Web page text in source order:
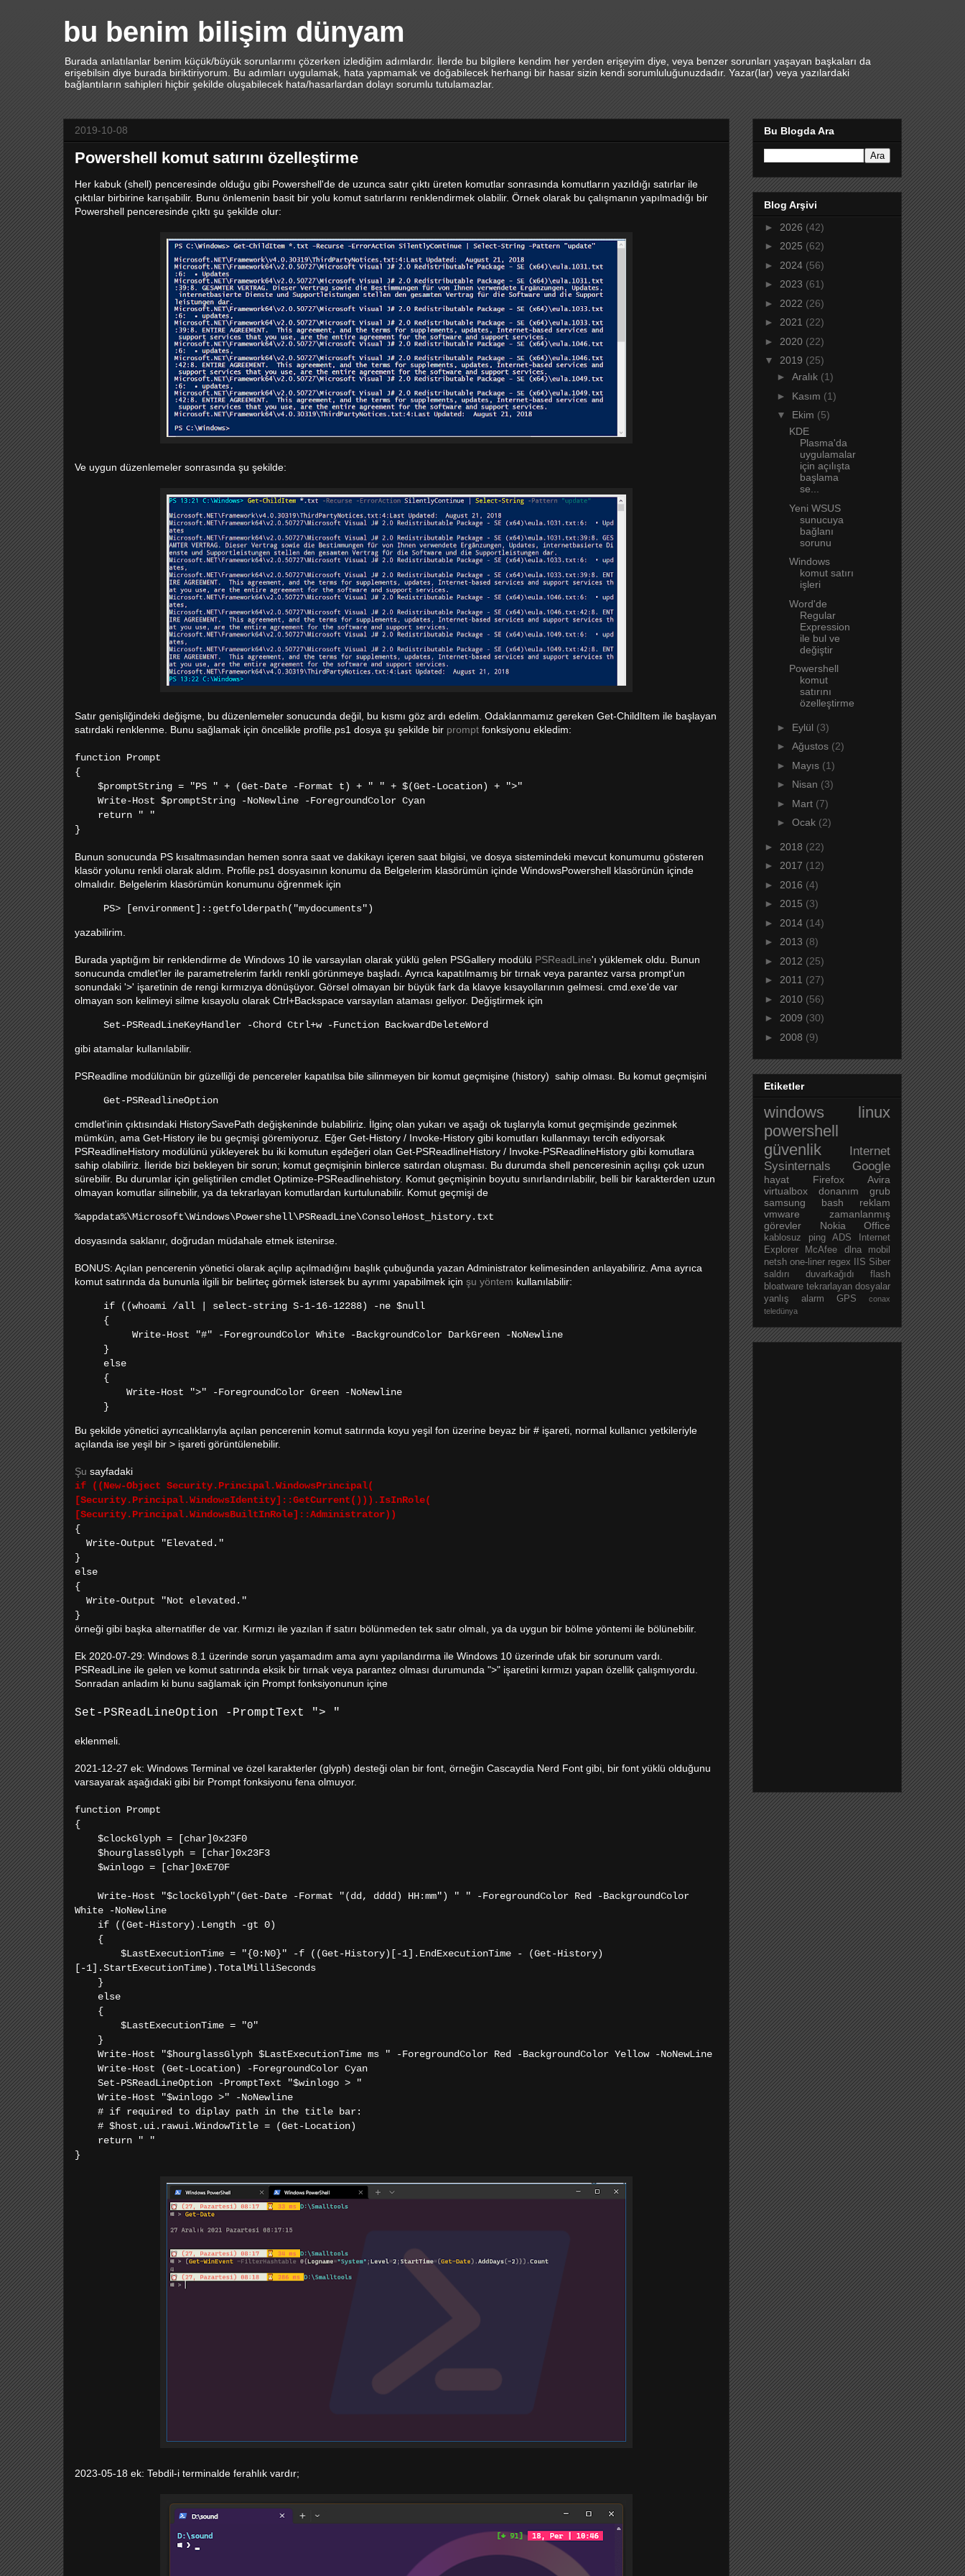
bu benim bilişim dünyam
Burada anlatılanlar benim küçük/büyük sorunlarımı çözerken izlediğim adımlardır. İlerde bu bilgilere kendim her yerden erişeyim diye, veya benzer sorunları yaşayan başkaları da
erişebilsin diye burada biriktiriyorum. Bu adımları uygulamak, hata yapmamak ve doğabilecek herhangi bir hasar sizin kendi sorumluluğunuzdadır. Yazar(lar) veya yazılardaki
bağlantıların sahipleri hiçbir şekilde oluşabilecek hata/hasarlardan dolayı sorumlu tutulamazlar.
2019-10-08
Powershell komut satırını özelleştirme
Her kabuk (shell) penceresinde olduğu gibi Powershell'de de uzunca satır çıktı üreten komutlar sonrasında komutların yazıldığı satırlar ile
çıktılar birbirine karışabilir. Bunu önlemenin basit bir yolu komut satırlarını renklendirmek olabilir. Örnek olarak bu çalışmanın yapılmadığı bir
Powershell penceresinde çıktı şu şekilde olur:
Ve uygun düzenlemeler sonrasında şu şekilde:
Satır genişliğindeki değişme, bu düzenlemeler sonucunda değil, bu kısmı göz ardı edelim. Odaklanmamız gereken Get-ChildItem ile başlayan
satırdaki renklenme. Bunu sağlamak için öncelikle profile.ps1 dosya şu şekilde bir prompt fonksiyonu ekledim:
function Prompt
{
$promptString = "PS " + (Get-Date -Format t) + " " + $(Get-Location) + ">"
Write-Host $promptString -NoNewline -ForegroundColor Cyan
return " "
}
Bunun sonucunda PS kısaltmasından hemen sonra saat ve dakikayı içeren saat bilgisi, ve dosya sistemindeki mevcut konumumu gösteren
klasör yolunu renkli olarak aldım. Profile.ps1 dosyasının konumu da Belgelerim klasörümün içinde WindowsPowershell klasörünün içinde
olmalıdır. Belgelerim klasörümün konumunu öğrenmek için
PS> [environment]::getfolderpath("mydocuments")
yazabilirim.
Burada yaptığım bir renklendirme de Windows 10 ile varsayılan olarak yüklü gelen PSGallery modülü PSReadLine'ı yüklemek oldu. Bunun
sonucunda cmdlet'ler ile parametrelerim farklı renkli görünmeye başladı. Ayrıca kapatılmamış bir tırnak veya parantez varsa prompt'un
sonundaki '>' işaretinin de rengi kırmızıya dönüşüyor. Görsel olmayan bir büyük fark da klavye kısayollarının gelmesi. cmd.exe'de var
olmayan son kelimeyi silme kısayolu olarak Ctrl+Backspace varsayılan ataması geliyor. Değiştirmek için
Set-PSReadLineKeyHandler -Chord Ctrl+w -Function BackwardDeleteWord
gibi atamalar kullanılabilir.
PSReadline modülünün bir güzelliği de pencereler kapatılsa bile silinmeyen bir komut geçmişine (history) sahip olması. Bu komut geçmişini
Get-PSReadlineOption
cmdlet'inin çıktısındaki HistorySavePath değişkeninde bulabiliriz. İlginç olan yukarı ve aşağı ok tuşlarıyla komut geçmişinde gezinmek
mümkün, ama Get-History ile bu geçmişi göremiyoruz. Eğer Get-History / Invoke-History gibi komutları kullanmayı tercih ediyorsak
PSReadlineHistory modülünü yükleyerek bu iki komutun eşdeğeri olan Get-PSReadlineHistory / Invoke-PSReadlineHistory gibi komutlara
sahip olabiliriz. İleride bizi bekleyen bir sorun; komut geçmişinin binlerce satırdan oluşması. Bu durumda shell penceresinin açılışı çok uzun
sürebilir. Bu durumlar için geliştirilen cmdlet Optimize-PSReadlinehistory. Komut geçmişinin boyutu sınırlandırılabilir, belli bir karakterden uzun
olmayan komutlar silinebilir, ya da tekrarlayan komutlardan kurtulunabilir. Komut geçmişi de
%appdata%\Microsoft\Windows\Powershell\PSReadLine\ConsoleHost_history.txt
dosyasında saklanır, doğrudan müdahale etmek istenirse.
BONUS: Açılan pencerenin yönetici olarak açılıp açılmadığını başlık çubuğunda yazan Administrator kelimesinden anlayabiliriz. Ama ayrıca
komut satırında da bununla ilgili bir belirteç görmek istersek bu ayrımı yapabilmek için şu yöntem kullanılabilir:
if ((whoami /all | select-string S-1-16-12288) -ne $null
{
Write-Host "#" -ForegroundColor White -BackgroundColor DarkGreen -NoNewline
}
else
{
Write-Host ">" -ForegroundColor Green -NoNewline
}
Bu şekilde yönetici ayrıcalıklarıyla açılan pencerenin komut satırında koyu yeşil fon üzerine beyaz bir # işareti, normal kullanıcı yetkileriyle
açılanda ise yeşil bir > işareti görüntülenebilir.
Şu sayfadaki
if ((New-Object Security.Principal.WindowsPrincipal(
[Security.Principal.WindowsIdentity]::GetCurrent())).IsInRole(
[Security.Principal.WindowsBuiltInRole]::Administrator))
{
Write-Output "Elevated."
}
else
{
Write-Output "Not elevated."
}
örneği gibi başka alternatifler de var. Kırmızı ile yazılan if satırı bölünmeden tek satır olmalı, ya da uygun bir bölme yöntemi ile bölünebilir.
Ek 2020-07-29: Windows 8.1 üzerinde sorun yaşamadım ama aynı yapılandırma ile Windows 10 üzerinde ufak bir sorunum vardı.
PSReadLine ile gelen ve komut satırında eksik bir tırnak veya parantez olması durumunda ">" işaretini kırmızı yapan özellik çalışmıyordu.
Sonradan anladım ki bunu sağlamak için Prompt fonksiyonunun içine
Set-PSReadLineOption -PromptText "> "
eklenmeli.
2021-12-27 ek: Windows Terminal ve özel karakterler (glyph) desteği olan bir font, örneğin Cascaydia Nerd Font gibi, bir font yüklü olduğunu
varsayarak aşağıdaki gibi bir Prompt fonksiyonu fena olmuyor.
function Prompt
{
$clockGlyph = [char]0x23F0
$hourglassGlyph = [char]0x23F3
$winlogo = [char]0xE70F
Write-Host "$clockGlyph"(Get-Date -Format "(dd, dddd) HH:mm") " " -ForegroundColor Red -BackgroundColor
White -NoNewline
if ((Get-History).Length -gt 0)
{
$LastExecutionTime = "{0:N0}" -f ((Get-History)[-1].EndExecutionTime - (Get-History)
[-1].StartExecutionTime).TotalMilliSeconds
}
else
{
$LastExecutionTime = "0"
}
Write-Host "$hourglassGlyph $LastExecutionTime ms " -ForegroundColor Red -BackgroundColor Yellow -NoNewLine
Write-Host (Get-Location) -ForegroundColor Cyan
Set-PSReadLineOption -PromptText "$winlogo > "
Write-Host "$winlogo >" -NoNewline
# if required to diplay path in the title bar:
# $host.ui.rawui.WindowTitle = (Get-Location)
return " "
}
2023-05-18 ek: Tebdil-i terminalde ferahlık vardır;
Bu Blogda Ara
Blog Arşivi
► 2026 (42)
► 2025 (62)
► 2024 (56)
► 2023 (61)
► 2022 (26)
► 2021 (22)
► 2020 (22)
▼ 2019 (25)
► Aralık (1)
► Kasım (1)
▼ Ekim (5)
KDE
Plasma'da
uygulamalar
için açılışta
başlama
se...
Yeni WSUS
sunucuya
bağlanı
sorunu
Windows
komut satırı
işleri
Word'de
Regular
Expression
ile bul ve
değiştir
Powershell
komut
satırını
özelleştirme
► Eylül (3)
► Ağustos (2)
► Mayıs (1)
► Nisan (3)
► Mart (7)
► Ocak (2)
► 2018 (22)
► 2017 (12)
► 2016 (4)
► 2015 (3)
► 2014 (14)
► 2013 (8)
► 2012 (25)
► 2011 (27)
► 2010 (56)
► 2009 (30)
► 2008 (9)
Etiketler
windows
linux
powershell
güvenlik
Internet
Sysinternals
Google
hayat Firefox
Avira
virtualbox
donanım
grub
samsung
bash
reklam
vmware
zamanlanmış
görevler
Nokia Office
kablosuz ping ADS
Internet
Explorer
McAfee dlna
mobil
netsh one-liner regex IIS Siber
saldırı
duvarkağıdı
flash
bloatware tekrarlayan dosyalar
yanlış alarm
GPS
conax
teledünya